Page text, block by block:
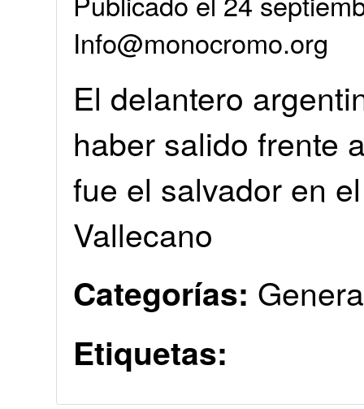
Info@monocromo.org
El delantero
haber salido frente
fue el salvador en
Vallecano
Categorías:
Etiquetas: